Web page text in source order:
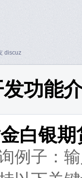
discuz
功能
白银期
例子：